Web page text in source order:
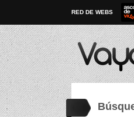
RED DE WEBS